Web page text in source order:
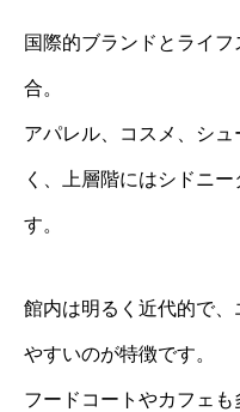
国際的ブランドとライ
合。
アパレル、コスメ、シ
く、上層階にはシドニ
す。
館内は明るく近代的で、
やすいのが特徴です。
フードコートやカフェ